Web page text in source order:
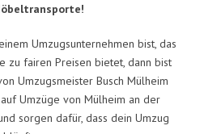
Umzugsunternehmen bist, das
zu fairen Preisen bietet, dann bist
Umzugsmeister Busch Mülheim
Umzüge von Mülheim an der
sorgen dafür, dass dein Umzug